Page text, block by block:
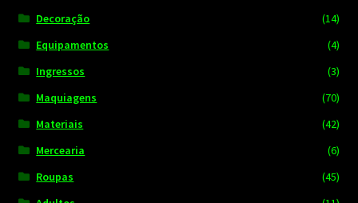
Decoração
(14)
Equipamentos
(4)
Ingressos
(3)
Maquiagens
(70)
Materiais
(42)
Mercearia
(6)
Roupas
(45)